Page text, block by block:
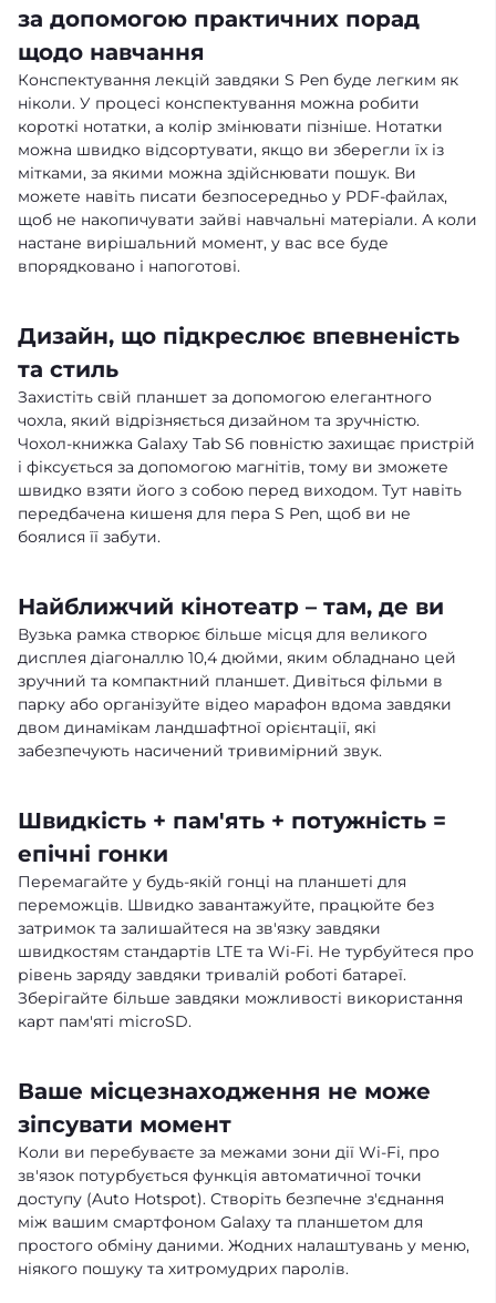
за допомогою практичних порад
щодо навчання
Конспектування лекцій завдяки S Pen буде легким як
ніколи. У процесі конспектування можна робити
короткі нотатки, а колір змінювати пізніше. Нотатки
можна швидко відсортувати, якщо ви зберегли їх із
мітками, за якими можна здійснювати пошук. Ви
можете навіть писати безпосередньо у PDF-файлах,
щоб не накопичувати зайві навчальні матеріали. А коли
настане вирішальний момент, у вас все буде
впорядковано і напоготові.
Дизайн, що підкреслює впевненість
та стиль
Захистіть свій планшет за допомогою елегантного
чохла, який відрізняється дизайном та зручністю.
Чохол-книжка Galaxy Tab S6 повністю захищає пристрій
і фіксується за допомогою магнітів, тому ви зможете
швидко взяти його з собою перед виходом. Тут навіть
передбачена кишеня для пера S Pen, щоб ви не
боялися її забути.
Найближчий кінотеатр – там, де ви
Вузька рамка створює більше місця для великого
дисплея діагоналлю 10,4 дюйми, яким обладнано цей
зручний та компактний планшет. Дивіться фільми в
парку або організуйте відео марафон вдома завдяки
двом динамікам ландшафтної орієнтації, які
забезпечують насичений тривимірний звук.
Швидкість + пам'ять + потужність =
епічні гонки
Перемагайте у будь-якій гонці на планшеті для
переможців. Швидко завантажуйте, працюйте без
затримок та залишайтеся на зв'язку завдяки
швидкостям стандартів LTE та Wi-Fi. Не турбуйтеся про
рівень заряду завдяки тривалій роботі батареї.
Зберігайте більше завдяки можливості використання
карт пам'яті microSD.
Ваше місцезнаходження не може
зіпсувати момент
Коли ви перебуваєте за межами зони дії Wi-Fi, про
зв'язок потурбується функція автоматичної точки
доступу (Auto Hotspot). Створіть безпечне з'єднання
між вашим смартфоном Galaxy та планшетом для
простого обміну даними. Жодних налаштувань у меню,
ніякого пошуку та хитромудрих паролів.